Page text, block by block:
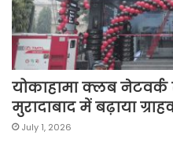
योकाहामा क्लब
मुरादाबाद में बढ़ाया
July 1, 2026